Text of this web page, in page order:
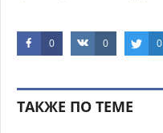
0 0 0
ТАКЖЕ ПО ТЕМЕ